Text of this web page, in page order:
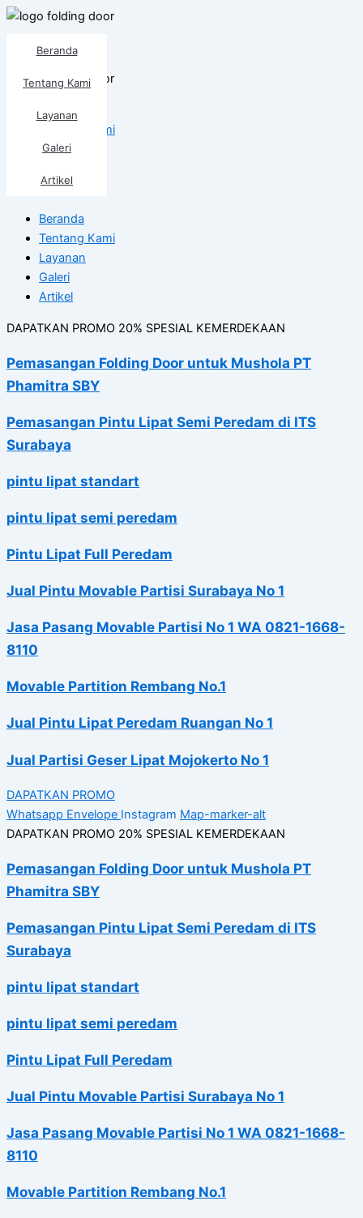
Lewati
kontenBeranda
Tentang Kami
Layanan
Galeri
Artikel
Folding Door
Beranda
Tentang Kami
Layanan
Artikel
Beranda
Tentang Kami
Layanan
Galeri
Artikel
DAPATKAN PROMO 20% SPESIAL KEMERDEKAAN
Pemasangan Folding Door untuk Mushola PT
Phamitra SBY
Pemasangan Pintu Lipat Semi Peredam di ITS
Surabaya
pintu lipat standart
pintu lipat semi peredam
Pintu Lipat Full Peredam
Jual Pintu Movable Partisi Surabaya No 1
Jasa Pasang Movable Partisi No 1 WA 0821-1668-
8110
Movable Partition Rembang No.1
Jual Pintu Lipat Peredam Ruangan No 1
Jual Partisi Geser Lipat Mojokerto No 1
DAPATKAN PROMO
Whatsapp Envelope Instagram Map-marker-alt
DAPATKAN PROMO 20% SPESIAL KEMERDEKAAN
Pemasangan Folding Door untuk Mushola PT
Phamitra SBY
Pemasangan Pintu Lipat Semi Peredam di ITS
Surabaya
pintu lipat standart
pintu lipat semi peredam
Pintu Lipat Full Peredam
Jual Pintu Movable Partisi Surabaya No 1
Jasa Pasang Movable Partisi No 1 WA 0821-1668-
8110
Movable Partition Rembang No.1